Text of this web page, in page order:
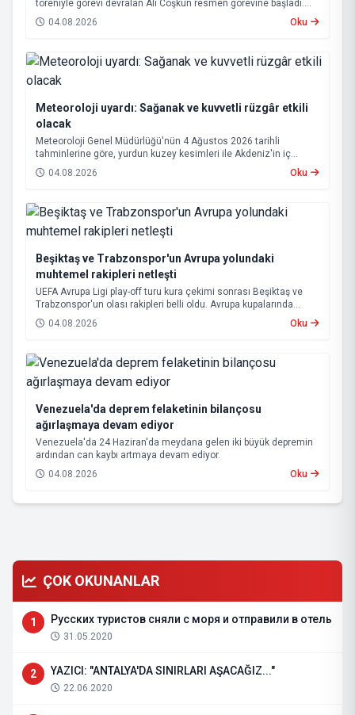
töreniyle görevi devralan Ali Coşkun resmen görevine başladı.
Hizmet vurgusu yapan Coşkun, “AK Partili olmak, bu ülkenin her
metrekaresine sevdalı olmaktır” dedi.
04.08.2026 Oku
Meteoroloji uyardı: Sağanak ve kuvvetli rüzgâr etkili
olacak
Meteoroloji Genel Müdürlüğü'nün 4 Ağustos 2026 tarihli
tahminlerine göre, yurdun kuzey kesimleri ile Akdeniz'in iç
bölgelerinde yer yer sağanak ve gök gürültülü sağanak yağış
bekleniyor.
04.08.2026 Oku
Beşiktaş ve Trabzonspor'un Avrupa yolundaki
muhtemel rakipleri netleşti
UEFA Avrupa Ligi play-off turu kura çekimi sonrası Beşiktaş ve
Trabzonspor'un olası rakipleri belli oldu. Avrupa kupalarında
yoluna devam eden Beşiktaş ve Trabzonspor, grup aşamasına
kalabilmek için kritik eşleşmelerle karşı karşıya gelecek.
04.08.2026 Oku
Venezuela'da deprem felaketinin bilançosu
ağırlaşmaya devam ediyor
Venezuela'da 24 Haziran'da meydana gelen iki büyük depremin
ardından can kaybı artmaya devam ediyor.
04.08.2026
Oku
ÇOK OKUNANLAR
1 Русских туристов сняли с моря и отправили в отель
31.05.2020
2 YAZICI: "ANTALYA'DA SINIRLARI AŞACAĞIZ..."
22.06.2020